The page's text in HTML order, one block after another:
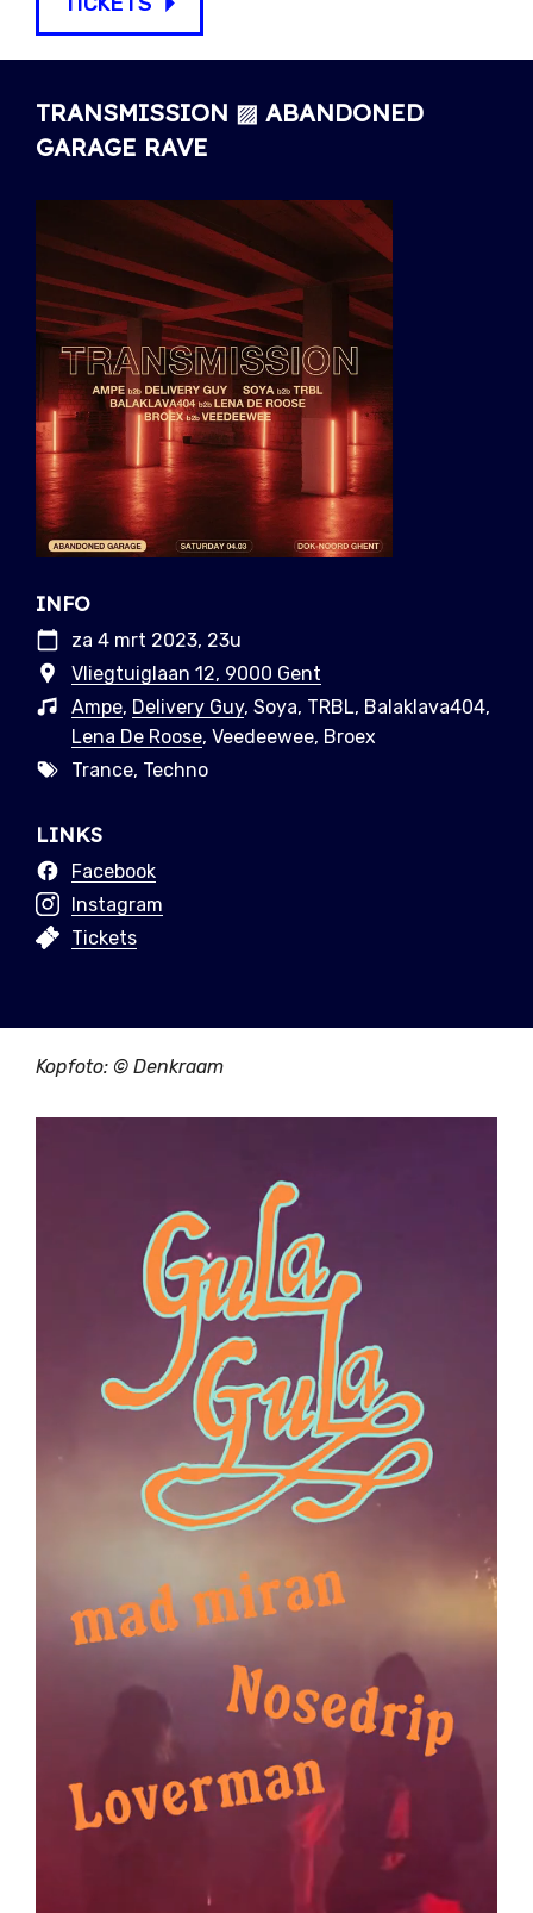
TRANSMISSION ▨ ABANDONED
GARAGE RAVE
INFO
za 4 mrt 2023, 23u
Vliegtuiglaan 12, 9000 Gent
Ampe, Delivery Guy, Soya, TRBL, Balaklava404,
Lena De Roose, Veedeewee, Broex
Trance, Techno
LINKS
Facebook
Instagram
Tickets
Kopfoto: © Denkraam